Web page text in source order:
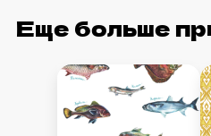
Еще больше